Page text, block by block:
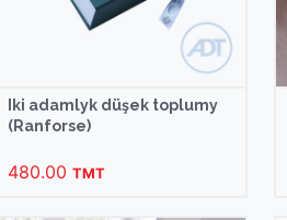
Iki adamlyk düşek toplumy
(Ranforse)
480.00TMT